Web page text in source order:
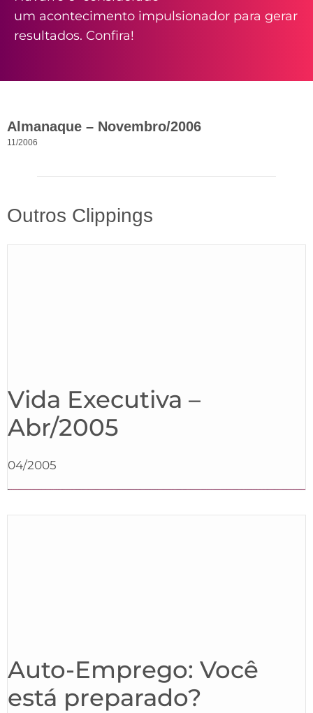
um acontecimento impulsionador para gerar
resultados. Confira!
Almanaque – Novembro/2006
11/2006
Outros Clippings
Vida Executiva –
Abr/2005
04/2005
Auto-Emprego: Você
está preparado?